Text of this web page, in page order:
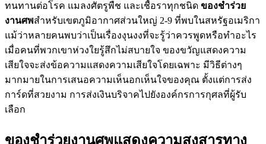
ทนทานต่อโรค แมลงศัตรูพืช และเชื้อราทุกชนิด ของชำร่วย
งานศพสำหรับเขตภูมิอากาศส่วนใหญ่ 2-9 ที่พบในสหรัฐอเมริกา
แม้ว่าหลายคนพบว่าเป็นเรื่องงุนงงที่จะรู้ว่าควรพูดหรือทำอะไร
เมื่อคนที่พวกเขาห่วงใยรู้สึกไม่สบายใจ ของขวัญแสดงความ
เสียใจจะส่งข้อความแสดงความเสียใจโดยเฉพาะ มีวิธีต่างๆ
มากมายในการเสนอความเห็นอกเห็นใจของคุณ ตั้งแต่การส่ง
การ์ดที่สวยงาม การส่งเงินบริจาคไปยังองค์กรการกุศลที่ผู้รับ
เลือก
ของชำร่วยงานศพแสดงความสงสารทาง